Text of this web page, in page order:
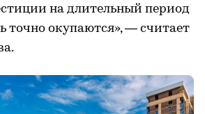
на длительный период
точно окупаются», — считает